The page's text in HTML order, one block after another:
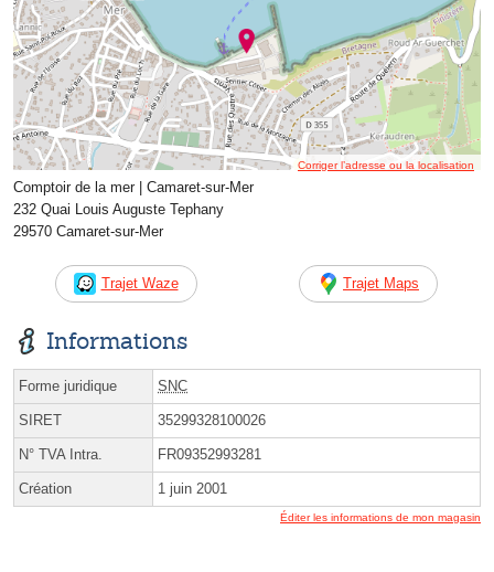
Corriger l’adresse ou la localisation
Comptoir de la mer | Camaret-sur-Mer
232 Quai Louis Auguste Tephany
29570 Camaret-sur-Mer
Trajet Waze Trajet Maps
Informations
Forme juridique SNC
SIRET 35299328100026
N° TVA Intra. FR09352993281
Création 1 juin 2001
Éditer les informations de mon magasin